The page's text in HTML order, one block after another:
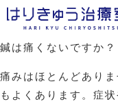
鍼は痛くないですか？
痛みはほとんどあり
もよくあります。症